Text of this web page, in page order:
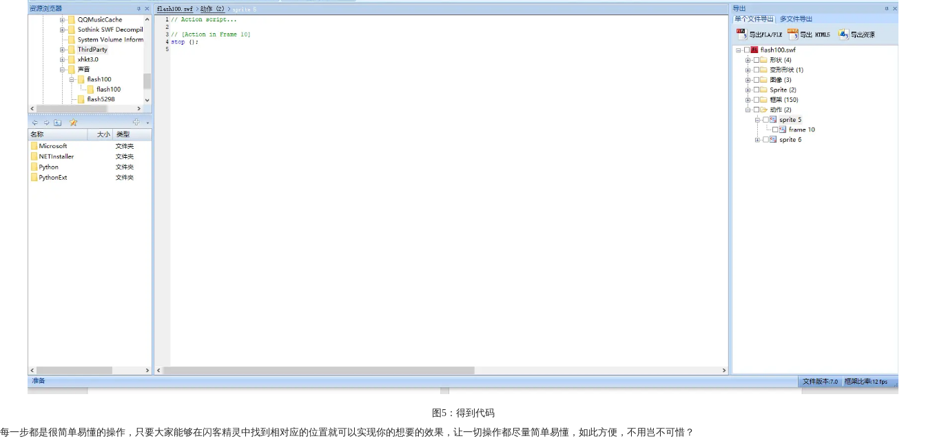
图5：得到代码
每一步都是很简单易懂的操作，只要大家能够在闪客精灵中找到相对应的位置就可以实现你的想要的效果，让一切操作都尽量简单易懂，如此方便，不用岂不可惜？